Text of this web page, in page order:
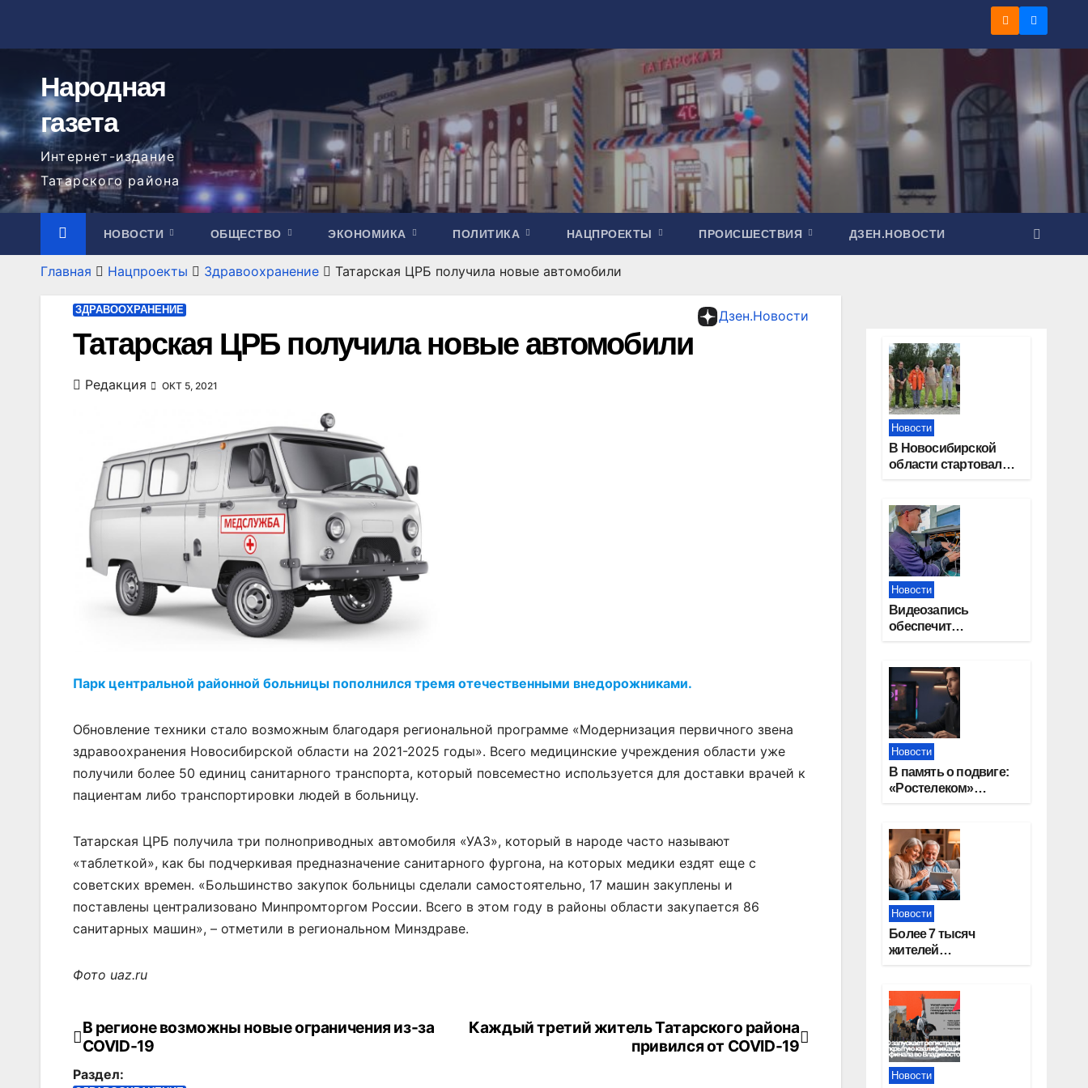
содержимому
Народная
газета
Интернет-издание
Татарского района
НОВОСТИ ОБЩЕСТВО ЭКОНОМИКА ПОЛИТИКА НАЦПРОЕКТЫ ПРОИСШЕСТВИЯ ДЗЕН.НОВОСТИ
Главная Нацпроекты Здравоохранение Татарская ЦРБ получила новые автомобили
Дзен.Новости
ЗДРАВООХРАНЕНИЕ
Татарская ЦРБ получила новые автомобили
Редакция ОКТ 5, 2021
Парк центральной районной больницы пополнился тремя отечественными внедорожниками.
Обновление техники стало возможным благодаря региональной программе «Модернизация первичного звена
здравоохранения Новосибирской области на 2021-2025 годы». Всего медицинские учреждения области уже
получили более 50 единиц санитарного транспорта, который повсеместно используется для доставки врачей к
пациентам либо транспортировки людей в больницу.
Татарская ЦРБ получила три полноприводных автомобиля «УАЗ», который в народе часто называют
«таблеткой», как бы подчеркивая предназначение санитарного фургона, на которых медики ездят еще с
советских времен. «Большинство закупок больницы сделали самостоятельно, 17 машин закуплены и
поставлены централизовано Минпромторгом России. Всего в этом году в районы области закупается 86
санитарных машин», – отметили в региональном Минздраве.
Фото uaz.ru
Навигация
по
Каждый третий житель Татарского района
привился от COVID-19
В регионе возможны новые ограничения из-за
COVID-19
Раздел:
Новости
В Новосибирской
области стартовал
Новости
Видеозапись
обеспечит
Новосибирской
области
Новости
В память о подвиге:
«Ростелеком»
за Москву»
Новости
Более 7 тысяч
жителей
увеличение пенсии
после 80 лет
Новости